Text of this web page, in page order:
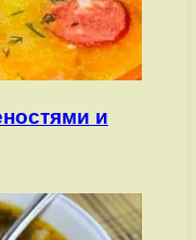
и